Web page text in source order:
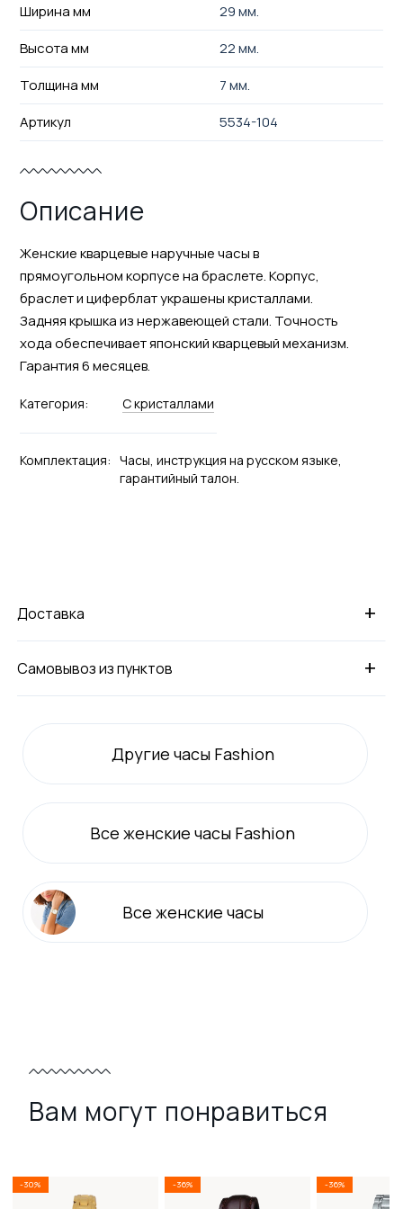
Ширина мм
29 мм.
Высота мм
22 мм.
Толщина мм
7 мм.
Артикул
5534-104
Описание
Женские кварцевые наручные часы в
прямоугольном корпусе на браслете. Корпус,
браслет и циферблат украшены кристаллами.
Задняя крышка из нержавеющей стали. Точность
хода обеспечивает японский кварцевый механизм.
Гарантия 6 месяцев.
Категория: С кристаллами
Комплектация: Часы, инструкция на русском языке,
гарантийный талон.
+
Доставка
+
Самовывоз из пунктов
Другие часы Fashion
Всеженские часы Fashion
Все женские часы
Вам могут понравиться
-30% -36% -36%